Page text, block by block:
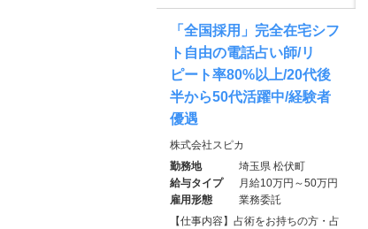
「全国採用」完全在宅シフ
ト自由の電話占い師/リ
ピート率80%以上/20代後
半から50代活躍中/経験者
優遇
株式会社スピカ
勤務地
埼玉県 松伏町
給与タイプ
月給10万円～50万円
雇用形態
業務委託
【仕事内容】占術をお持ちの方・占